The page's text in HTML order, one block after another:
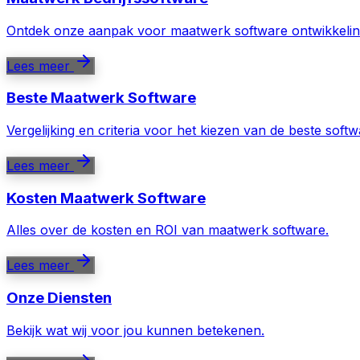
Ontdek onze aanpak voor maatwerk software
Lees meer
Beste Maatwerk Software
Vergelijking en criteria voor het kiezen van de beste
Lees meer
Kosten Maatwerk Software
Alles over de kosten en ROI van maatwerk software.
Lees meer
Onze Diensten
Bekijk wat wij voor jou kunnen betekenen.